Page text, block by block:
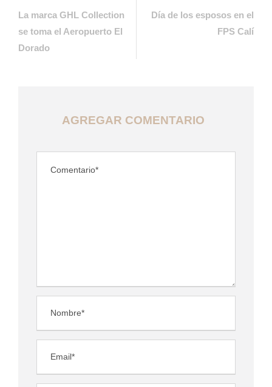
La marca GHL Collection
se toma el Aeropuerto El
Dorado
Día de los esposos en el
FPS Calí
AGREGAR COMENTARIO